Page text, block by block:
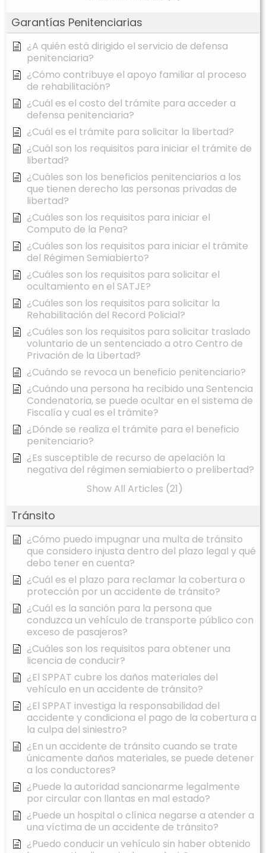
Garantías Penitenciarias
¿A quién está dirigido el servicio de defensa
penitenciaria?
¿Cómo contribuye el apoyo familiar al proceso
de rehabilitación?
¿Cuál es el costo del trámite para acceder a
defensa penitenciaria?
¿Cuál es el trámite para solicitar la libertad?
¿Cuál son los requisitos para iniciar el trámite de
libertad?
¿Cuáles son los beneficios penitenciarios a los
que tienen derecho las personas privadas de
libertad?
¿Cuáles son los requisitos para iniciar el
Computo de la Pena?
¿Cuáles son los requisitos para iniciar el trámite
del Régimen Semiabierto?
¿Cuáles son los requisitos para solicitar el
ocultamiento en el SATJE?
¿Cuáles son los requisitos para solicitar la
Rehabilitación del Record Policial?
¿Cuáles son los requisitos para solicitar traslado
voluntario de un sentenciado a otro Centro de
Privación de la Libertad?
¿Cuándo se revoca un beneficio penitenciario?
¿Cuándo una persona ha recibido una Sentencia
Condenatoria, se puede ocultar en el sistema de
Fiscalía y cual es el trámite?
¿Dónde se realiza el trámite para el beneficio
penitenciario?
¿Es susceptible de recurso de apelación la
negativa del régimen semiabierto o prelibertad?
Show All Articles (21)
Tránsito
¿Cómo puedo impugnar una multa de tránsito
que considero injusta dentro del plazo legal y qué
debo tener en cuenta?
¿Cuál es el plazo para reclamar la cobertura o
protección por un accidente de tránsito?
¿Cuál es la sanción para la persona que
conduzca un vehículo de transporte público con
exceso de pasajeros?
¿Cuáles son los requisitos para obtener una
licencia de conducir?
¿El SPPAT cubre los daños materiales del
vehículo en un accidente de tránsito?
¿El SPPAT investiga la responsabilidad del
accidente y condiciona el pago de la cobertura a
la culpa del siniestro?
¿En un accidente de tránsito cuando se trate
únicamente daños materiales, se puede detener
a los conductores?
¿Puede la autoridad sancionarme legalmente
por circular con llantas en mal estado?
¿Puede un hospital o clínica negarse a atender a
una víctima de un accidente de tránsito?
¿Puedo conducir un vehículo sin haber obtenido